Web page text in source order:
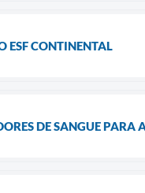
ESF CONTINENTAL
DE SANGUE PARA